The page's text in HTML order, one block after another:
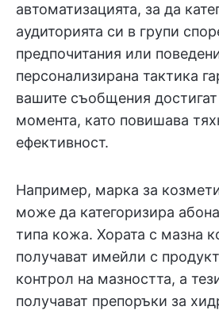
автоматизацията, за да
аудиторията си в групи
предпочитания или
персонализирана тактика
вашите съобщения
момента, като повишава
ефективност.
Например, марка за
може да категоризира
типа кожа. Хората с мазна
получават имейли с
контрол на мазността, а
получават препоръки за